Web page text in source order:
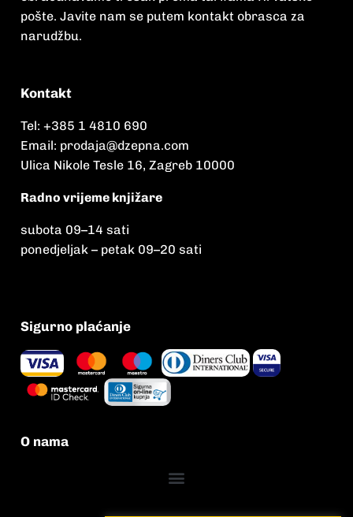
pošte. Javite nam se putem kontakt obrasca za
narudžbu.
Kontakt
Tel: +385 1 4810 690
Email: prodaja@dzepna.com
Ulica Nikole Tesle 16, Zagreb 10000
Radno vrijeme knjižare
subota 09–14 sati
ponedjeljak – petak 09–20 sati
Sigurno plaćanje
O nama